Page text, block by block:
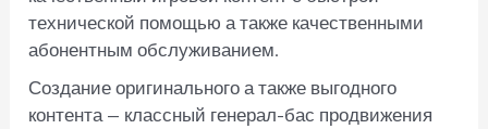
технической помощью а также качественными
абонентным обслуживанием.
Создание оригинального а также выгодного
контента — классный генерал-бас продвижения